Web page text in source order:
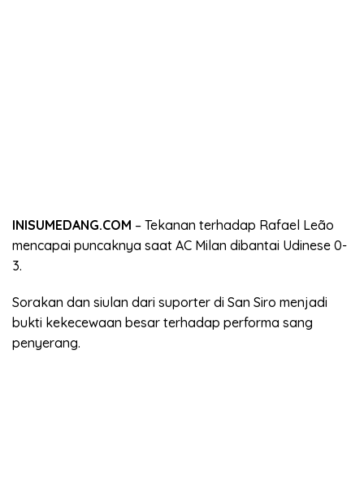
INISUMEDANG.COM – Tekanan terhadap Rafael Leão
mencapai puncaknya saat AC Milan dibantai Udinese 0-
3.
Sorakan dan siulan dari suporter di San Siro menjadi
bukti kekecewaan besar terhadap performa sang
penyerang.